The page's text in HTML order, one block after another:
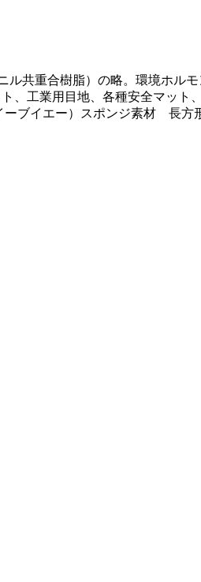
ル共重合樹脂）の略。環境ホ
、工業用目地、各種安全マッ
ブイエー）スポンジ素材 長方